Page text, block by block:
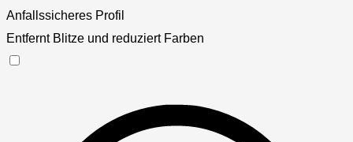
Anfallssicheres Profil
Entfernt Blitze und reduziert Farben